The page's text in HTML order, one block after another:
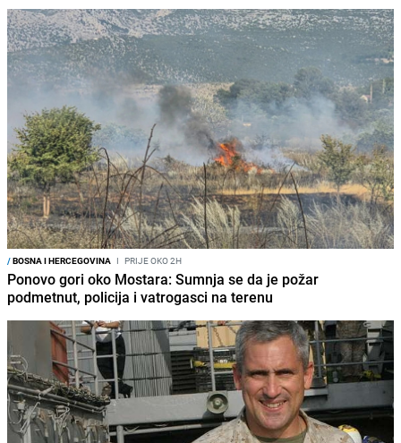
/BOSNA I HERCEGOVINA I PRIJE OKO 2H
Ponovo gori oko Mostara: Sumnja se da je požar
podmetnut, policija i vatrogasci na terenu